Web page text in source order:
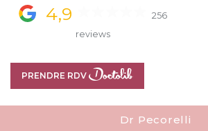
4,9
256
reviews
PRENDRE RDV
Dr Pecorelli